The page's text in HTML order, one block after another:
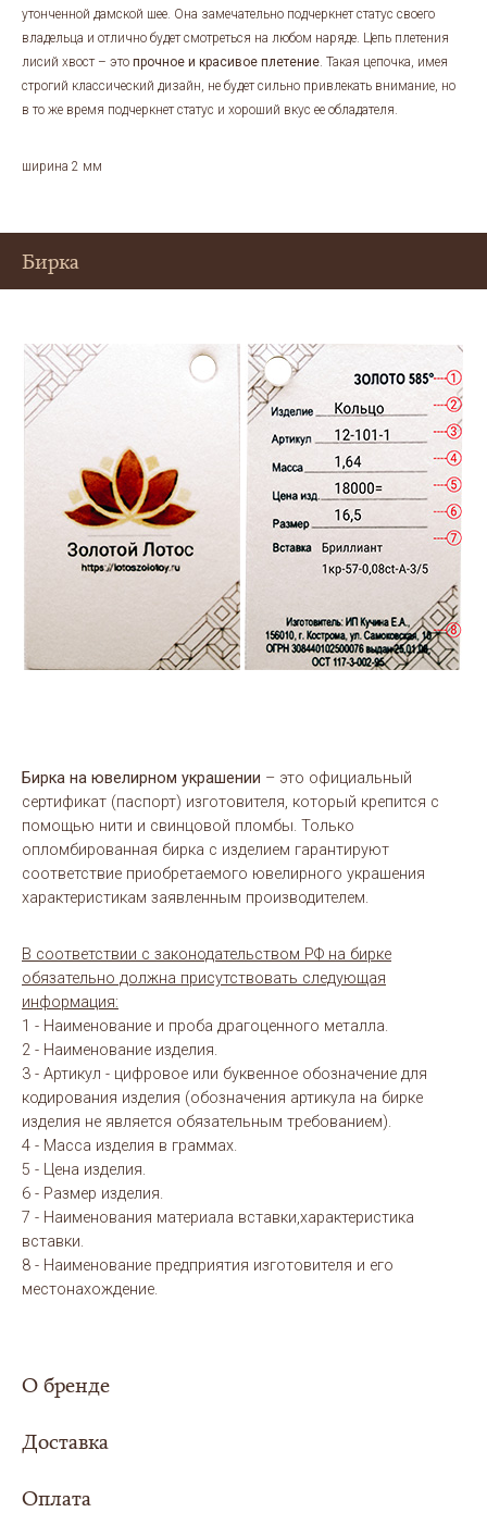
утонченной дамской шее. Она замечательно подчеркнет статус своего
владельца и отлично будет смотреться на любом наряде. Цепь плетения
лисий хвост – это прочное и красивое плетение. Такая цепочка, имея
строгий классический дизайн, не будет сильно привлекать внимание, но
в то же время подчеркнет статус и хороший вкус ее обладателя.
ширина 2 мм
Бирка
Бирка на ювелирном украшении – это официальный
сертификат (паспорт) изготовителя, который крепится с
помощью нити и свинцовой пломбы. Только
опломбированная бирка с изделием гарантируют
соответствие приобретаемого ювелирного украшения
характеристикам заявленным производителем.
В соответствии с законодательством РФ на бирке
обязательно должна присутствовать следующая
информация:
1 - Наименование и проба драгоценного металла.
2 - Наименование изделия.
3 - Артикул - цифровое или буквенное обозначение для
кодирования изделия (обозначения артикула на бирке
изделия не является обязательным требованием).
4 - Масса изделия в граммах.
5 - Цена изделия.
6 - Размер изделия.
7 - Наименования материала вставки,характеристика
вставки.
8 - Наименование предприятия изготовителя и его
местонахождение.
О бренде
Доставка
Сумма заказа составила
Оплата